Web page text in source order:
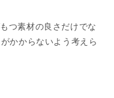
つ素材の良さだけでな
かからないよう考えら